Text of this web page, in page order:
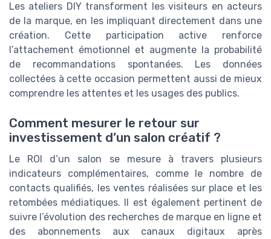
Les ateliers DIY transforment les visiteurs en acteurs
de la marque, en les impliquant directement dans une
création. Cette participation active renforce
l’attachement émotionnel et augmente la probabilité
de recommandations spontanées. Les données
collectées à cette occasion permettent aussi de mieux
comprendre les attentes et les usages des publics.
Comment mesurer le retour sur
investissement d’un salon créatif ?
Le ROI d’un salon se mesure à travers plusieurs
indicateurs complémentaires, comme le nombre de
contacts qualifiés, les ventes réalisées sur place et les
retombées médiatiques. Il est également pertinent de
suivre l’évolution des recherches de marque en ligne et
des abonnements aux canaux digitaux après